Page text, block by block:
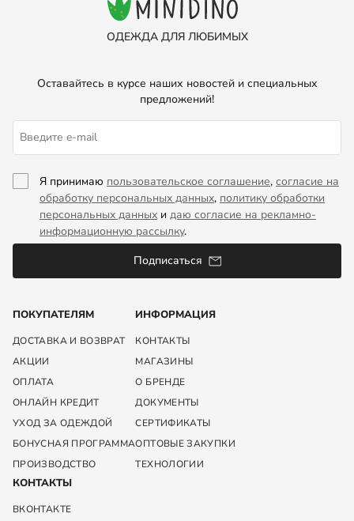
ОДЕЖДА ДЛЯ ЛЮБИМЫХ
ПОКУПАТЕЛЯМ
ДОСТАВКА И ВОЗВРАТ
АКЦИИ
ОПЛАТА
ОНЛАЙН КРЕДИТ
УХОД ЗА ОДЕЖДОЙ
БОНУСНАЯ ПРОГРАММА
ПРОИЗВОДСТВО
ИНФОРМАЦИЯ
КОНТАКТЫ
МАГАЗИНЫ
О БРЕНДЕ
ДОКУМЕНТЫ
СЕРТИФИКАТЫ
ОПТОВЫЕ ЗАКУПКИ
ТЕХНОЛОГИИ
КОНТАКТЫ
ВКОНТАКТЕ
Оставайтесь в курсе наших новостей и специальных
предложений!
Я принимаю пользовательское соглашение, согласие на
обработку персональных данных, политику обработки
персональных данных и даю согласие на рекламно-
информационную рассылку.
Подписаться